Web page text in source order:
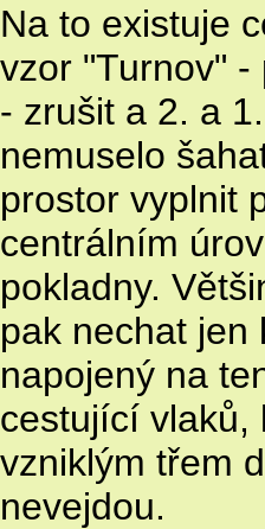
Na to existuje
vzor "Turnov"
- zrušit a 2. a
nemuselo
prostor vyplnit
centrálním
pokladny.
pak nechat jen
napojený na
cestující vlaků,
vzniklým třem
nevejdou.